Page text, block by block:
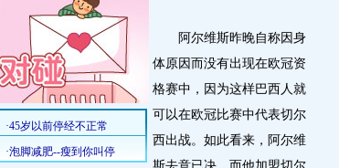
阿尔维斯昨晚自称因身
体原因而没有出现在欧冠资
格赛中，因为这样巴西人就
可以在欧冠比赛中代表切尔
西出战。如此看来，阿尔维